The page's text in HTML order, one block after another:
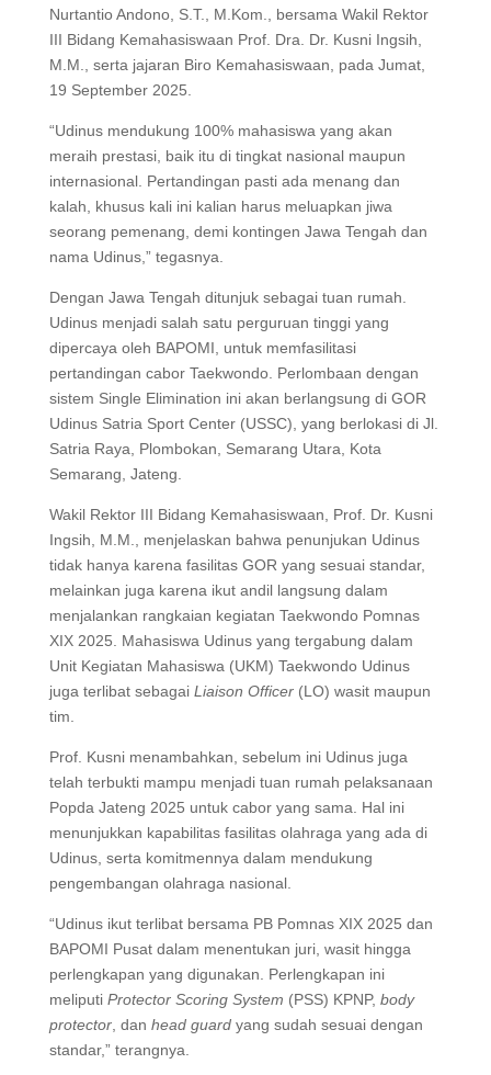
Nurtantio Andono, S.T., M.Kom., bersama Wakil Rektor
III Bidang Kemahasiswaan Prof. Dra. Dr. Kusni Ingsih,
M.M., serta jajaran Biro Kemahasiswaan, pada Jumat,
19 September 2025.
“Udinus mendukung 100% mahasiswa yang akan
meraih prestasi, baik itu di tingkat nasional maupun
internasional. Pertandingan pasti ada menang dan
kalah, khusus kali ini kalian harus meluapkan jiwa
seorang pemenang, demi kontingen Jawa Tengah dan
nama Udinus,” tegasnya.
Dengan Jawa Tengah ditunjuk sebagai tuan rumah.
Udinus menjadi salah satu perguruan tinggi yang
dipercaya oleh BAPOMI, untuk memfasilitasi
pertandingan cabor Taekwondo. Perlombaan dengan
sistem Single Elimination ini akan berlangsung di GOR
Udinus Satria Sport Center (USSC), yang berlokasi di Jl.
Satria Raya, Plombokan, Semarang Utara, Kota
Semarang, Jateng.
Wakil Rektor III Bidang Kemahasiswaan, Prof. Dr. Kusni
Ingsih, M.M., menjelaskan bahwa penunjukan Udinus
tidak hanya karena fasilitas GOR yang sesuai standar,
melainkan juga karena ikut andil langsung dalam
menjalankan rangkaian kegiatan Taekwondo Pomnas
XIX 2025. Mahasiswa Udinus yang tergabung dalam
Unit Kegiatan Mahasiswa (UKM) Taekwondo Udinus
juga terlibat sebagai Liaison Officer(LO) wasit maupun
tim.
Prof. Kusni menambahkan, sebelum ini Udinus juga
telah terbukti mampu menjadi tuan rumah pelaksanaan
Popda Jateng 2025 untuk cabor yang sama. Hal ini
menunjukkan kapabilitas fasilitas olahraga yang ada di
Udinus, serta komitmennya dalam mendukung
pengembangan olahraga nasional.
“Udinus ikut terlibat bersama PB Pomnas XIX 2025 dan
BAPOMI Pusat dalam menentukan juri, wasit hingga
perlengkapan yang digunakan. Perlengkapan ini
meliputi Protector Scoring System (PSS) KPNP, body
protector, dan head guardyang sudah sesuai dengan
standar,” terangnya.